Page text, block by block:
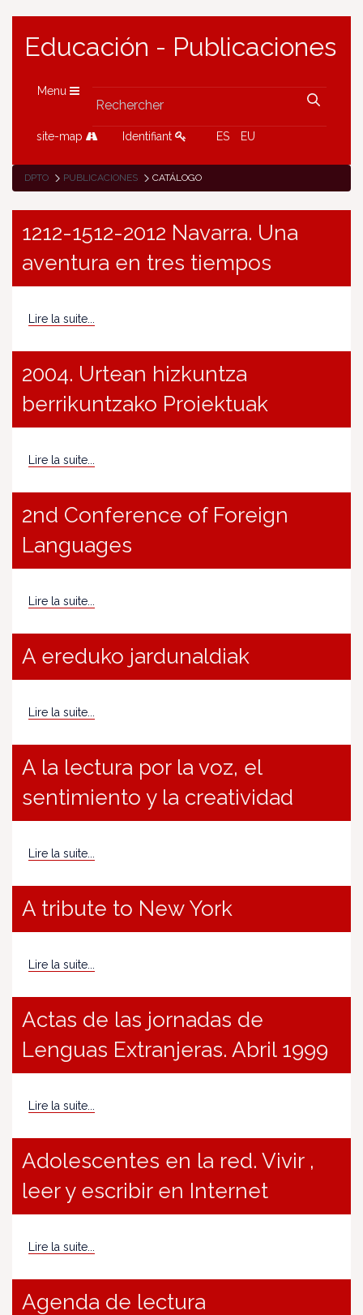
Educación - Publicaciones
Menu
site-map Identifiant ES EU
DPTO PUBLICACIONES CATÁLOGO
1212-1512-2012 Navarra. Una
aventura en tres tiempos
Lire la suite...
2004. Urtean hizkuntza
berrikuntzako Proiektuak
Lire la suite...
2nd Conference of Foreign
Languages
Lire la suite...
A ereduko jardunaldiak
Lire la suite...
A la lectura por la voz, el
sentimiento y la creatividad
Lire la suite...
A tribute to New York
Lire la suite...
Actas de las jornadas de
Lenguas Extranjeras. Abril 1999
Lire la suite...
Adolescentes en la red. Vivir ,
leer y escribir en Internet
Lire la suite...
Agenda de lectura